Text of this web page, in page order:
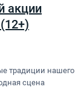
акции
традиции нашего
сцена